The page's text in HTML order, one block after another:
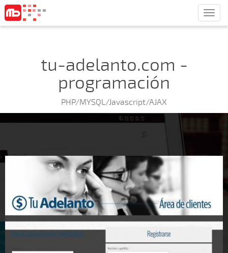
tu-adelanto.com -
programación
PHP/MYSQL/Javascript/AJAX